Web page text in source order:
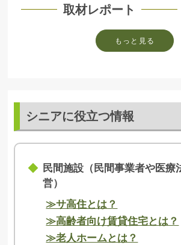
取材レポート
もっと見る
シニアに役立つ情報
民間施設（民間事業者や医療
営）
≫サ高住とは？
≫高齢者向け賃貸住宅とは？
≫老人ホームとは？